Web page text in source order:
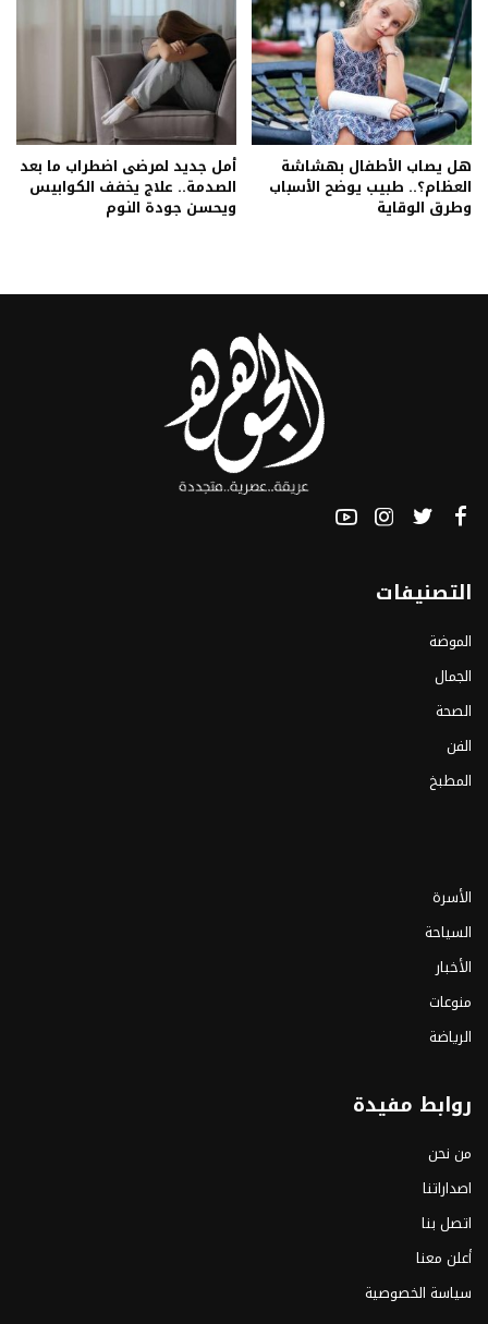
هل يصاب الأطفال بهشاشة
العظام؟.. طبيب يوضح الأسباب
وطرق الوقاية
أمل جديد لمرضى اضطراب ما بعد
الصدمة.. علاج يخفف الكوابيس
ويحسن جودة النوم
التصنيفات
الموضة
الجمال
الصحة
الفن
المطبخ
الأسرة
السياحة
الأخبار
منوعات
الرياضة
روابط مفيدة
من نحن
اصداراتنا
اتصل بنا
أعلن معنا
سياسة الخصوصية